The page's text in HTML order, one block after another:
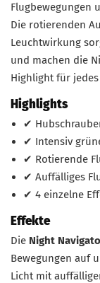
Flugbewegungen
Die rotierenden
Leuchtwirkung
und machen die
Highlight für jedes
Highlights
✔
✔ Intensiv
✔ Rotierende
✔ Auffälliges
✔ 4 einzelne
Effekte
Die Night
Bewegungen auf
Licht mit